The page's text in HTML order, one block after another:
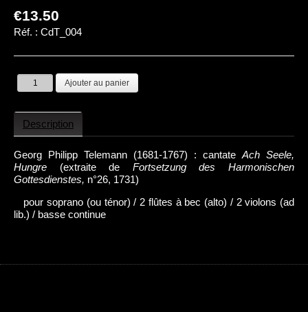
€13.50
Réf. : CdT_004
Description
Georg Philipp Telemann (1681-1767) : cantate Ach Seele,
Hungre (extraite de Fortsetzung des Harmonischen
Gottesdienstes, n°26, 1731)
pour soprano (ou ténor) / 2 flûtes à bec (alto) / 2 violons (ad
lib.) / basse continue